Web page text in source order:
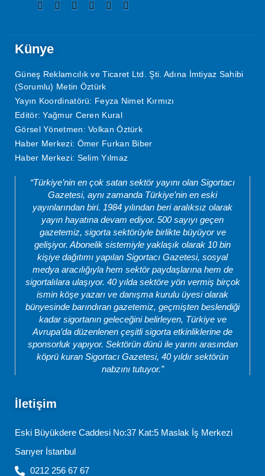
Künye
Güneş Reklamcılık ve Ticaret Ltd. Şti. Adına İmtiyaz Sahibi
(Sorumlu) Metin Öztürk
Yayın Koordinatörü: Feyza Nimet Kırmızı
Editör: Yağmur Ceren Kural
Görsel Yönetmen: Volkan Öztürk
Haber Merkezi: Ömer Furkan Biber
Haber Merkezi: Selim Yılmaz
“Türkiye’nin en çok satan sektör yayını olan Sigortacı
Gazetesi, aynı zamanda Türkiye’nin en eski
yayınlarından biri. 1984 yılından beri aralıksız olarak
yayın hayatına devam ediyor. 500 sayıyı geçen
gazetemiz, sigorta sektörüyle birlikte büyüyor ve
gelişiyor. Abonelik sistemiyle yaklaşık olarak 10 bin
kişiye dağıtımı yapılan Sigortacı Gazetesi, sosyal
medya aracılığıyla hem sektör paydaşlarına hem de
sigortalılara ulaşıyor. 40 yılda sektöre yön vermiş birçok
ismin köşe yazarı ve danışma kurulu üyesi olarak
bünyesinde barındıran gazetemiz, geçmişten beslendiği
kadar sigortanın geleceğini belirleyen, Türkiye ve
Avrupa’da düzenlenen çeşitli sigorta etkinliklerine de
sponsorluk yapıyor. Sektörün dünü ile yarını arasından
köprü kuran Sigortacı Gazetesi, 40 yıldır sektörün
nabzını tutuyor.”
İletişim
Eski Büyükdere Caddesi No:37 Kat:5 Maslak İş Merkezi
Sarıyer İstanbul
0212 256 67 67